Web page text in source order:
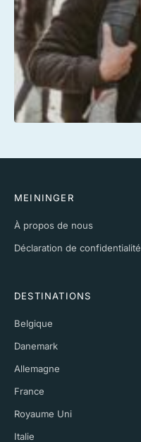
MEININGER
À propos de nous
Déclaration de confidentialité
DESTINATIONS
Belgique
Danemark
Allemagne
France
Royaume Uni
Italie